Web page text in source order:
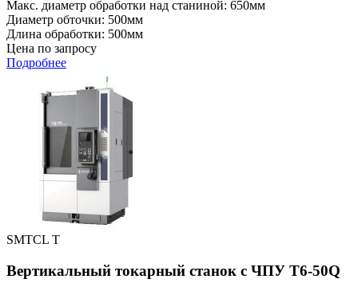
Макс. диаметр обработки над станиной: 650мм
Диаметр обточки: 500мм
Длина обработки: 500мм
Цена по запросу
Подробнее
SMTCL T
Вертикальный токарный станок с ЧПУ T6-50Q